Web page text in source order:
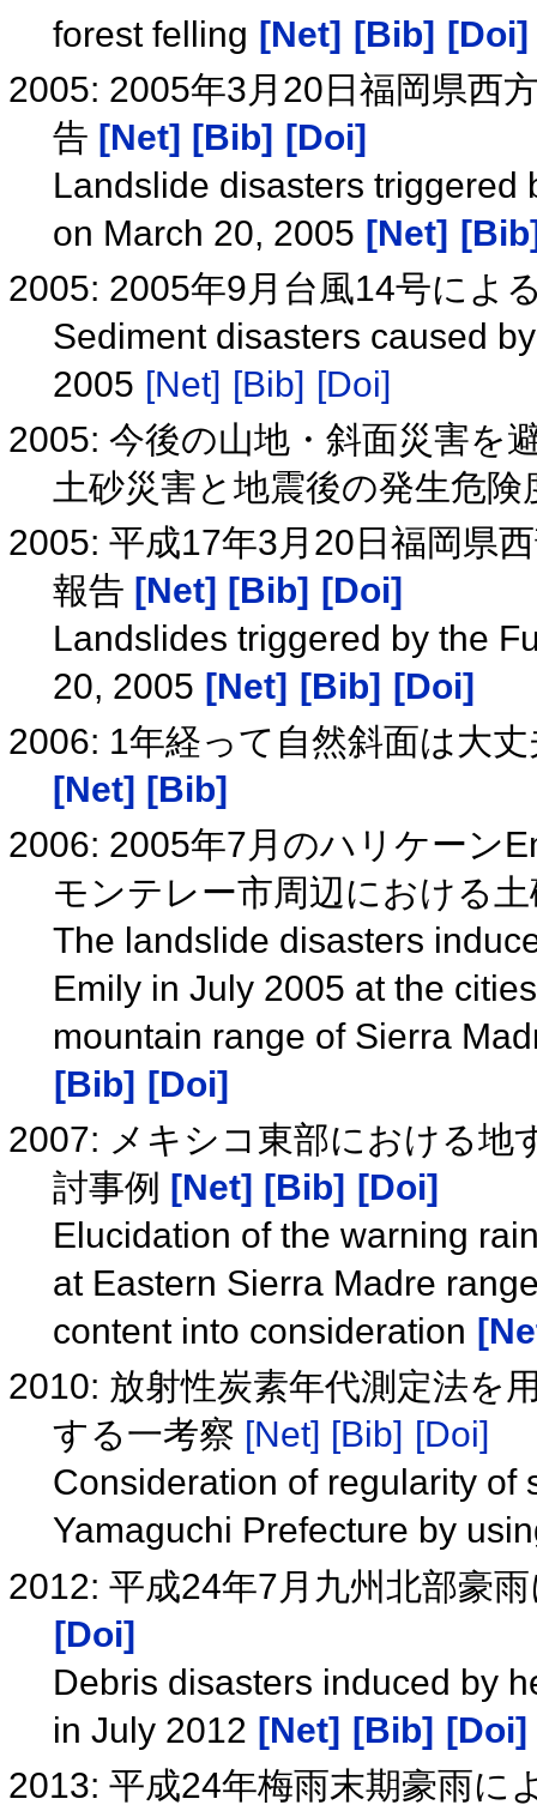
forest felling [Net] [Bib]
[Doi]
2005: 2005年3月20日福岡県西
告 [Net] [Bib]
[Doi]
Landslide disasters triggered
on March 20, 2005 [Net]
2005: 2005年9月台風14号によ
Sediment disasters caused
2005 [Net] [Bib] [Doi]
2005: 今後の山地・斜面災害を
土砂災害と地震後の発生危
2005: 平成17年3月20日福岡県
報告 [Net] [Bib]
[Doi]
Landslides triggered by the
20, 2005 [Net] [Bib]
[Doi]
2006: 1年経って自然斜面は大
[Net] [Bib]
2006: 2005年7月のハリケーン
モンテレー市周辺における
The landslide disasters
Emily in July 2005 at the
mountain range of Sierra
[Bib]
[Doi]
2007: メキシコ東部における地
討事例
[Net] [Bib]
[Doi]
Elucidation of the warning
at Eastern Sierra Madre
content into consideration
2010: 放射性炭素年代測定法を
する一考察 [Net] [Bib] [Doi]
Consideration of regularity of
Yamaguchi Prefecture by
2012: 平成24年7月九州北部豪
[Doi]
Debris disasters induced by
in July 2012 [Net] [Bib] [Doi]
2013: 平成24年梅雨末期豪雨に